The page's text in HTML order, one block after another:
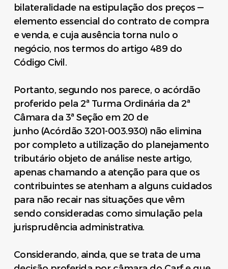
bilateralidade na estipulação dos preços —
elemento essencial do contrato de compra
e venda, e cuja ausência torna nulo o
negócio, nos termos do artigo 489 do
Código Civil.
Portanto, segundo nos parece, o acórdão
proferido pela 2ª Turma Ordinária da 2ª
Câmara da 3ª Seção em 20 de
junho (Acórdão 3201-003.930) não elimina
por completo a utilização do planejamento
tributário objeto de análise neste artigo,
apenas chamando a atenção para que os
contribuintes se atenham a alguns cuidados
para não recair nas situações que vêm
sendo consideradas como simulação pela
jurisprudência administrativa.
Considerando, ainda, que se trata de uma